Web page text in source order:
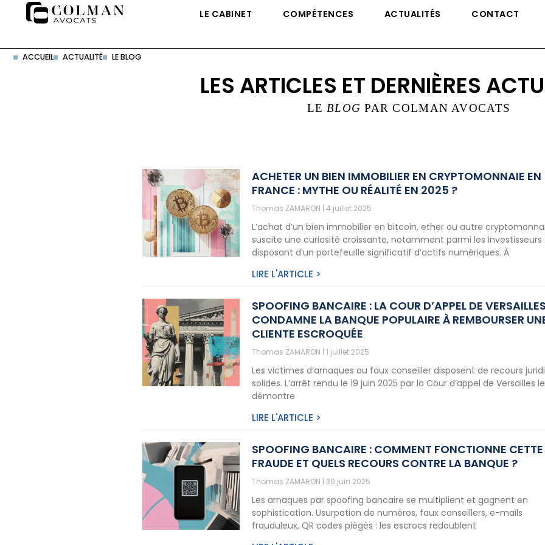
LE CABINET COMPÉTENCES ACTUALITÉS CONTACT
ACCUEIL ACTUALITÉ LE BLOG
LES ARTICLES ET DERNIÈRES
LE BLOGPAR COLMAN AVOCATS
ACHETER UN BIEN IMMOBILIER EN CRYPTOMONNAIE EN
FRANCE : MYTHE OU RÉALITÉ EN 2025 ?
Thomas ZAMARON 4 juillet 2025
L’achat d’un bien immobilier en bitcoin, ether ou autre
suscite une curiosité croissante, notamment parmi les investisseurs
disposant d’un portefeuille significatif d’actifs numériques. À
LIRE L'ARTICLE >
SPOOFING BANCAIRE : LA COUR D’APPEL DE VERSAILLES
CONDAMNE LA BANQUE POPULAIRE À REMBOURSER
CLIENTE ESCROQUÉE
Thomas ZAMARON 1 juillet 2025
Les victimes d’arnaques au faux conseiller disposent de recours
solides. L’arrêt rendu le 19 juin 2025 par la Cour d’appel de Versailles le
démontre
LIRE L'ARTICLE >
SPOOFING BANCAIRE : COMMENT FONCTIONNE CETTE
FRAUDE ET QUELS RECOURS CONTRE LA BANQUE ?
Thomas ZAMARON 30 juin 2025
Les arnaques par spoofing bancaire se multiplient et gagnent en
sophistication. Usurpation de numéros, faux conseillers, e-mails
frauduleux, QR codes piégés : les escrocs redoublent